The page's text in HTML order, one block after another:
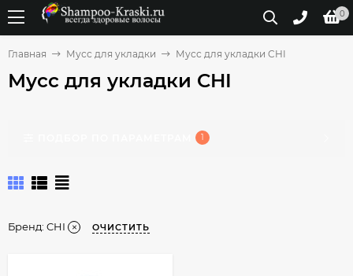
0
Главная Мусс для укладки Мусс для укладки CHI
Мусс для укладки CHI
1
Бренд: CHI ОЧИСТИТЬ